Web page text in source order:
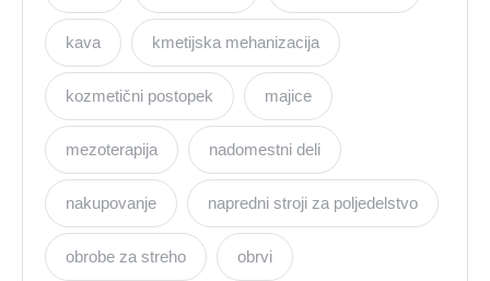
kava kmetijska mehanizacija
kozmetični postopek majice
mezoterapija nadomestni deli
nakupovanje napredni stroji za poljedelstvo
obrobe za streho obrvi